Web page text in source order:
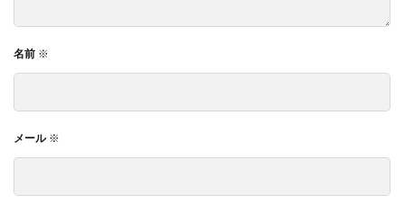
名前 ※
メール ※